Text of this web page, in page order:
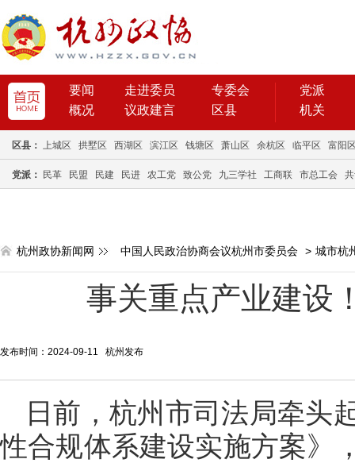
要闻 走进委员
专委会
概况
议政建言 区县
党派
机关
区县： 上城区 拱墅区 西湖区 滨江区 钱塘区 萧山区 余杭区 临平区 富阳
党派： 民革 民盟 民建 民进 农工党 致公党 九三学社 工商联 市总工会
杭州政协新闻网 中国人民政治协商会议杭州市委员会 > 城市杭
事关重点产业建设
发布时间：2024-09-11 杭州发布
日前，杭州市司法局牵头
性合规体系建设实施方案》